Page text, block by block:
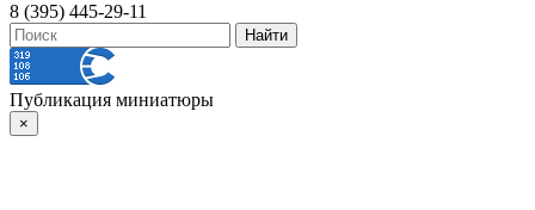
8 (395) 445-29-11
Публикация миниатюры
×